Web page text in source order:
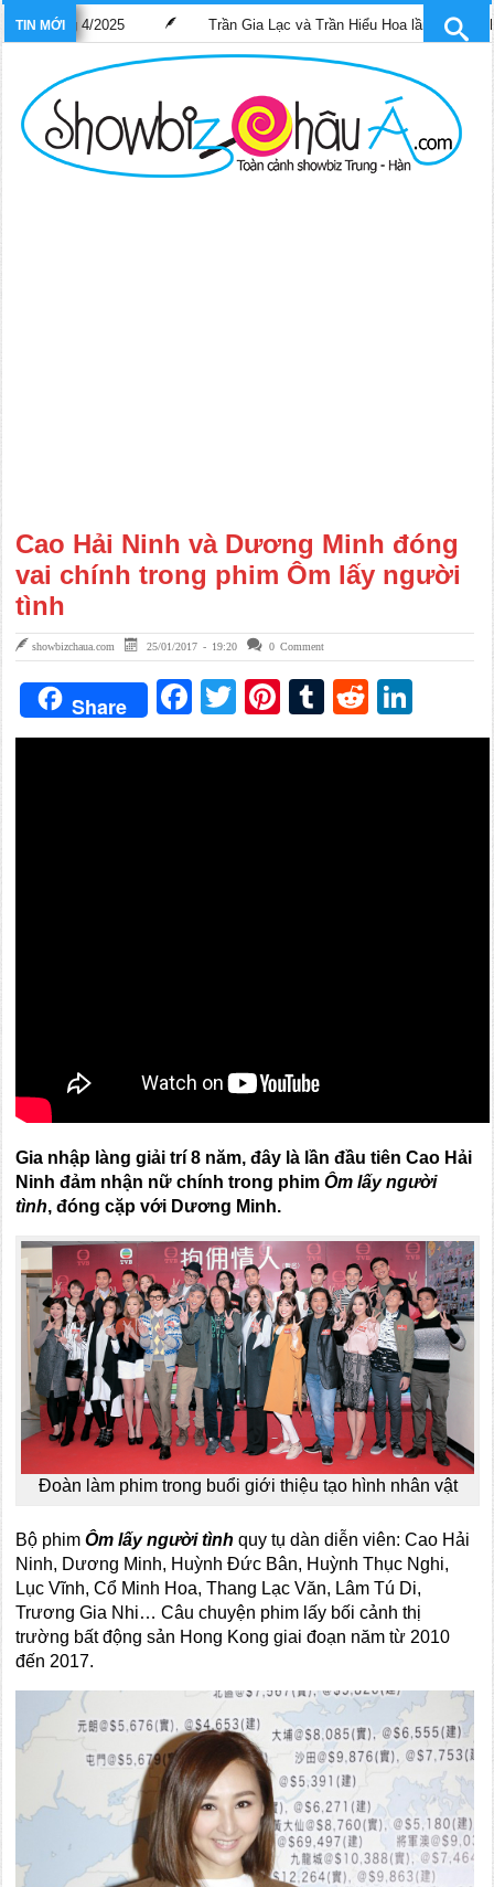
TIN MỚI Trần Gia Lạc và Trần Hiểu Hoa lần đầu “gánh” trọng trách
Cao Hải Ninh và Dương Minh đóng
vai chính trong phim Ôm lấy người
tình
showbizchaua.com 25/01/2017 - 19:20 0 Comment
Share Facebook
TwitterPinterest
TumblrReddit
Gia nhập làng giải trí 8 năm, đây là lần đầu tiên Cao Hải
Ninh đảm nhận nữ chính trong phimÔm lấy người
tình, đóng cặp với Dương Minh.
Đoàn làm phim trong buổi giới thiệu tạo hình nhân vật
Bộ phimÔm lấy người tình quy tụ dàn diễn viên: Cao Hải
Ninh, Dương Minh, Huỳnh Đức Bân, Huỳnh Thục Nghi,
Lục Vĩnh, Cổ Minh Hoa, Thang Lạc Văn, Lâm Tú Di,
Trương Gia Nhi… Câu chuyện phim lấy bối cảnh thị
trường bất động sản Hong Kong giai đoạn năm từ 2010
đến 2017.